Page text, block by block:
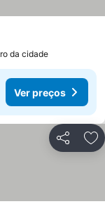
da cidade
Ver preços
Partilhar